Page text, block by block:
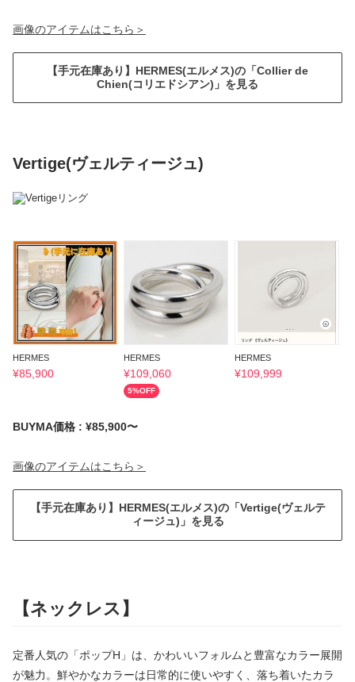
画像のアイテムはこちら＞
【手元在庫あり】HERMES(エルメス)の「Collier de
Chien(コリエドシアン)」を見る
Vertige(ヴェルティージュ)
HERMES
¥85,900
HERMES
¥109,060
5%OFF
HERMES
¥109,999
BUYMA価格 : ¥85,900〜
画像のアイテムはこちら＞
【手元在庫あり】HERMES(エルメス)の「Vertige(ヴェルテ
ィージュ)」を見る
【ネックレス】
定番人気の「ポップH」は、かわいいフォルムと豊富なカラー展開
が魅力。鮮やかなカラーは日常的に使いやすく、落ち着いたカラ